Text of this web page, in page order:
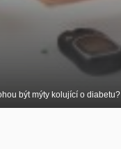
být mýty kolující o diabetu?